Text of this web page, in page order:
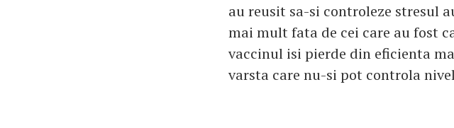
au reusit sa-si controleze stresul
mai mult fata de cei care au fost
vaccinul isi pierde din eficienta
varsta care nu-si pot controla